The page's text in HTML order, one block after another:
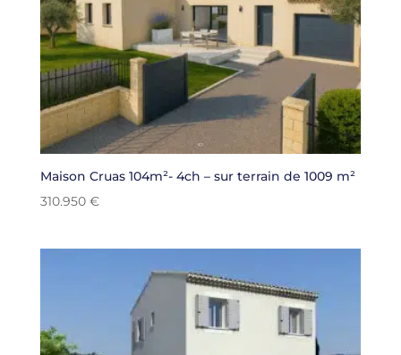
Maison Cruas 104m²- 4ch – sur terrain de 1009 m²
310.950 €